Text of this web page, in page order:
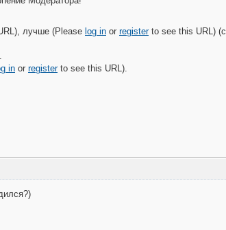
лучше (Please log in or registerto see this URL)
in or registerto see this URL).